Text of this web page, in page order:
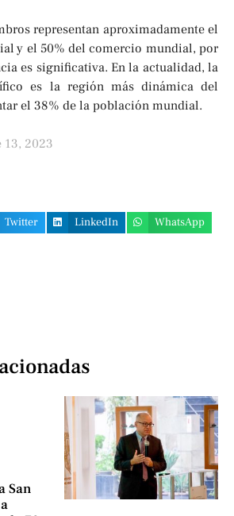
representan aproximadamente el
y el 50% del comercio mundial, por
es significativa. En la actualidad, la
es la región más dinámica del
el 38% de la población mundial.
13, 2023
Twitter LinkedIn WhatsApp
San